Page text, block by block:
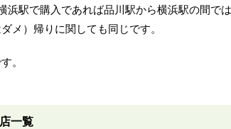
駅で購入であれば品川駅から横浜駅の間で
メ）帰りに関しても同じです。
。
一覧